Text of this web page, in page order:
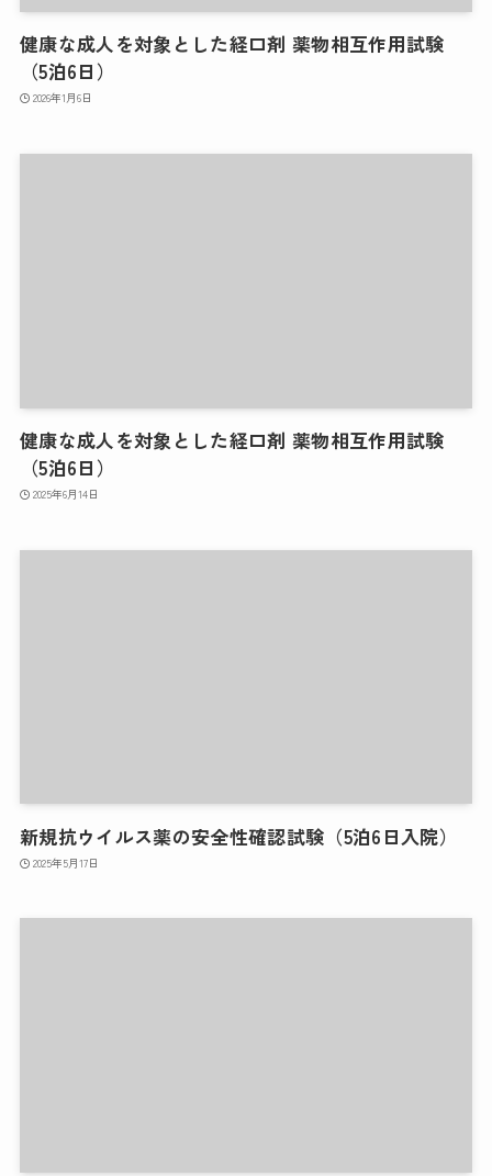
健康な成人を対象とした経口剤 薬物相互作用試験
（5泊6日）
2026年1月6日
健康な成人を対象とした経口剤 薬物相互作用試験
（5泊6日）
2025年6月14日
新規抗ウイルス薬の安全性確認試験（5泊6日入院）
2025年5月17日